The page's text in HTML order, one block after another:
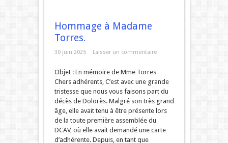
Hommage à Madame
Torres.
30 juin 2025 Laisser un commentaire
Objet : En mémoire de Mme Torres
Chers adhérents, C’est avec une grande
tristesse que nous vous faisons part du
décès de Dolorès. Malgré son très grand
âge, elle avait tenu à être présente lors
de la toute première assemblée du
DCAV, où elle avait demandé une carte
d’adhérente. Depuis, en tant que